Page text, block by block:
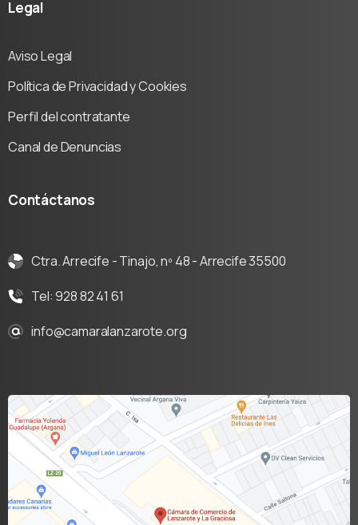
Legal
Aviso Legal
Política de Privacidad y Cookies
Perfil del contratante
Canal de Denuncias
Contáctanos
Ctra. Arrecife - Tinajo, nº 48 - Arrecife 35500
Tel: 928 82 41 61
info@camaralanzarote.org